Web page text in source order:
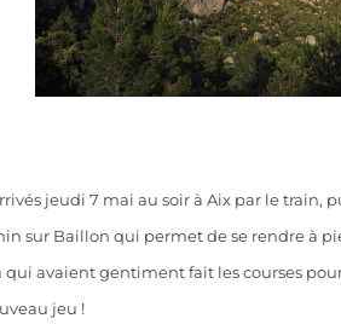
jeudi 7 mai au soir à Aix par le train,
sur Baillon qui permet de se rendre à
avaient gentiment fait les courses
jeu !